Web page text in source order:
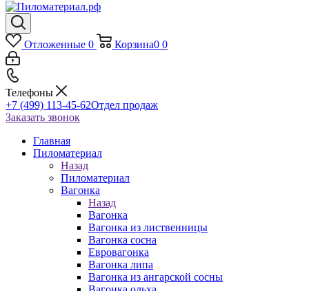
Отложенные 0 Корзина0 0
Телефоны
+7 (499) 113-45-62Отдел продаж
Заказать звонок
Главная
Пиломатериал
Назад
Пиломатериал
Вагонка
Назад
Вагонка
Вагонка из лиственницы
Вагонка сосна
Евровагонка
Вагонка липа
Вагонка из ангарской сосны